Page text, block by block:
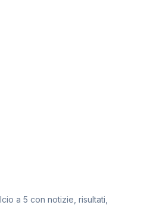
a 5 con notizie, risultati,